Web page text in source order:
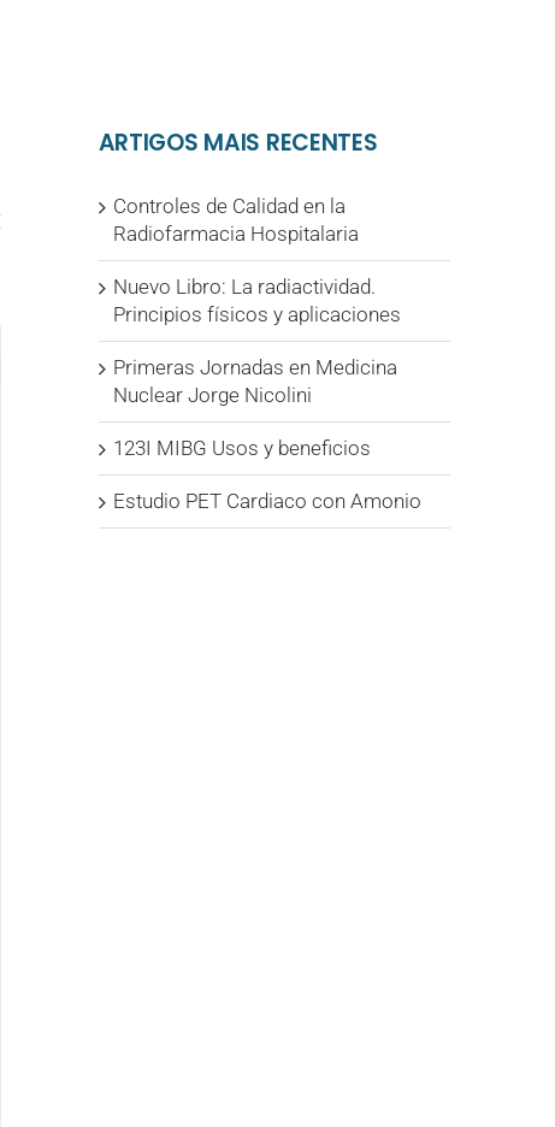
ARTIGOS MAIS RECENTES
Controles de Calidad en la
Radiofarmacia Hospitalaria
Nuevo Libro: La radiactividad.
Principios físicos y aplicaciones
Primeras Jornadas en Medicina
Nuclear Jorge Nicolini
123I MIBG Usos y beneficios
Estudio PET Cardiaco con Amonio